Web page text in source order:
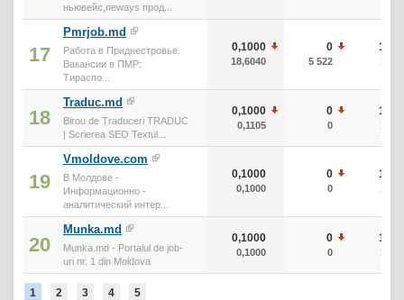
ньювейс,neways прод...
17
Pmrjob.md
Работа в Приднестровье.
Вакансии в ПМР:
Тираспо...
0,1000
18,6040
0
5 522
10
10
18
Traduc.md
Birou de Traduceri TRADUC
| Scrierea SEO Textul...
0,1000
0,1105
0
0
10
10
19
Vmoldove.com
В Молдове -
Информационно -
аналитический интер...
0,1000
0,1000
0
0
10
10
20
Munka.md
Munka.md - Portalul de job-
uri nr. 1 din Moldova
0,1000
0,1000
0
0
10
10
1 2 3 4 5